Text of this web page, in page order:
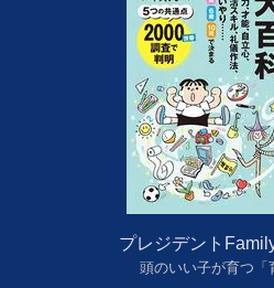
プレジデント
頭のいい子が育つ「